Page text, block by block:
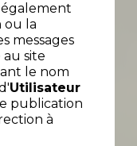
ou la
messages
au site
le nom
Utilisateur
publication
à